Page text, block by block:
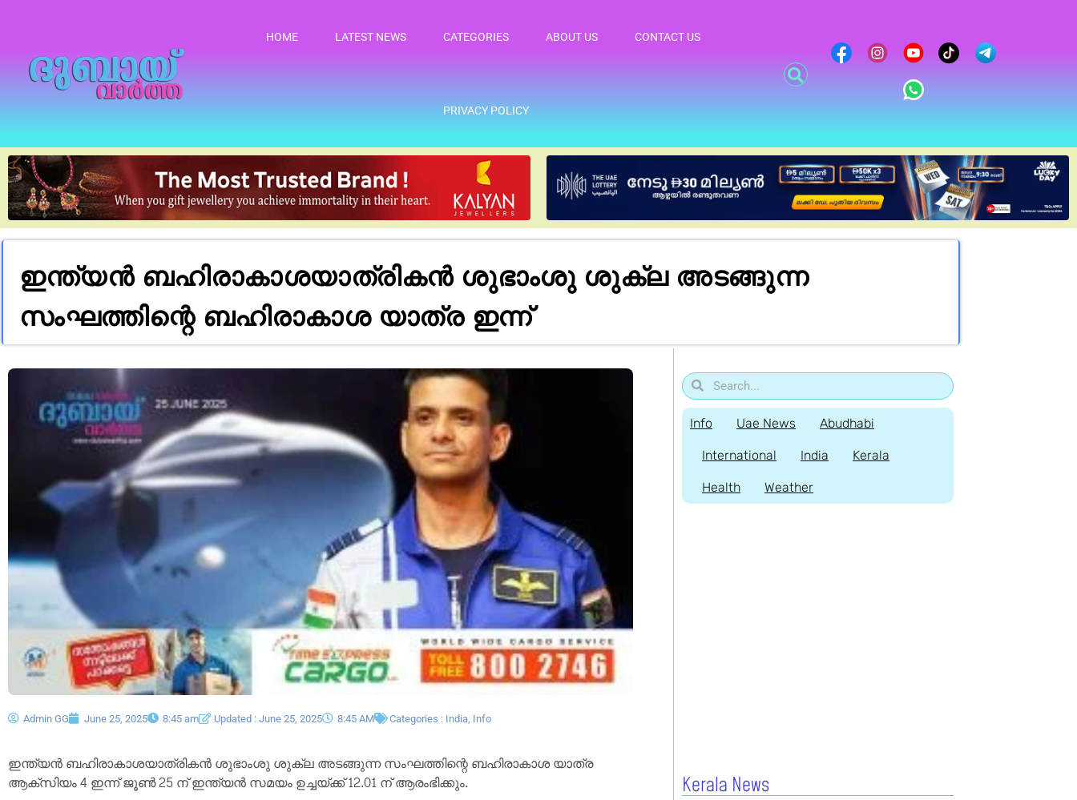
HOME LATEST NEWS CATEGORIES ABOUT US CONTACT US
PRIVACY POLICY
ഇന്ത്യൻ ബഹിരാകാശയാത്രികൻ ശുഭാംശു ശുക്ല അടങ്ങുന്ന
സംഘത്തിന്റെ ബഹിരാകാശ യാത്ര ഇന്ന്
Admin GG June 25, 2025 8:45 am Updated : June 25, 2025 8:45 AM Categories : India Info
ഇന്ത്യൻ ബഹിരാകാശയാത്രികൻ ശുഭാംശു ശുക്ല അടങ്ങുന്ന സംഘത്തിന്റെ ബഹിരാകാശ യാത്ര
ആക്‌സിയം 4 ഇന്ന് ജൂൺ 25 ന് ഇന്ത്യൻ സമയം ഉച്ചയ്ക്ക് 12.01 ന് ആരംഭിക്കും.
Info Uae News Abudhabi
International India Kerala
Health Weather
Kerala News